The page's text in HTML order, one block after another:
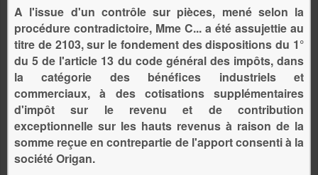
A l'issue d'un contrôle sur pièces, mené selon la
procédure contradictoire, Mme C... a été assujettie au
titre de 2103, sur le fondement des dispositions du 1°
du 5 de l'article 13 du code général des impôts, dans
la catégorie des bénéfices industriels et
commerciaux, à des cotisations supplémentaires
d'impôt sur le revenu et de contribution
exceptionnelle sur les hauts revenus à raison de la
somme reçue en contrepartie de l'apport consenti à la
société Origan.